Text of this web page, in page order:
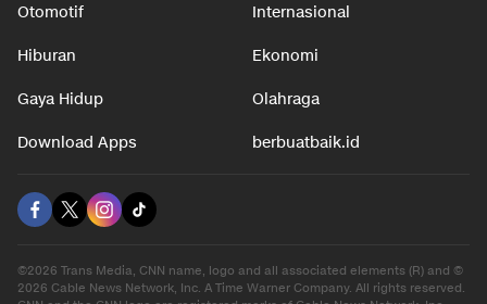
Otomotif Internasional
Hiburan Ekonomi
Gaya Hidup Olahraga
Download Apps berbuatbaik.id
©2026 Trans Media, CNN name, logo and all associated elements (R) and ©
2026 Cable News Network, Inc. A Time Warner Company. All rights reserved.